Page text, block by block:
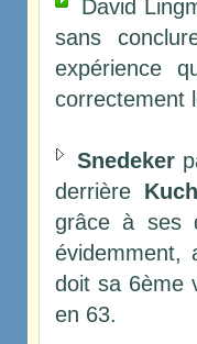
David
sans
expérience
correctement
Snedeker
derrière
grâce à ses
évidemment,
doit sa 6ème
en 63.